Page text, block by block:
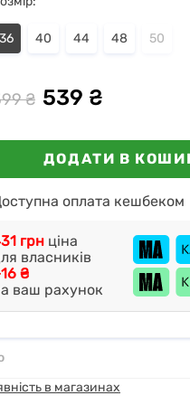
36 40 44 48 50
₴ 539 ₴
ДОДАТИ В
оплата кешбеком
₴
ваш рахунок
грн ціна
власників
*
в магазинах